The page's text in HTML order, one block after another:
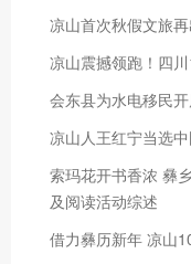
凉山首次秋假文旅
凉山震撼领跑！四
会东县为水电移民
凉山人王红宁当选
索玛花开书香浓 彝
及阅读活动综述
借力彝历新年 凉山